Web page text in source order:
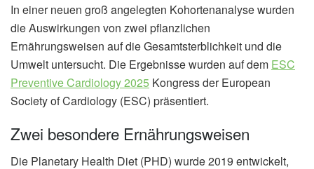
In einer neuen groß angelegten Kohortenanalyse wurden
die Auswirkungen von zwei pflanzlichen
Ernährungsweisen auf die Gesamtsterblichkeit und die
Umwelt untersucht. Die Ergebnisse wurden auf dem ESC
Preventive Cardiology 2025 Kongress der European
Society of Cardiology (ESC) präsentiert.
Zwei besondere Ernährungsweisen
Die Planetary Health Diet (PHD) wurde 2019 entwickelt,